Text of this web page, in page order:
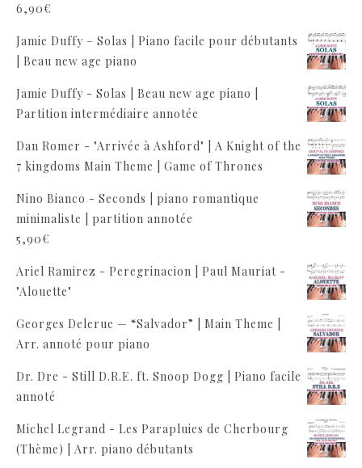
6,90€
Jamie Duffy – Solas | Piano facile pour débutants
| Beau new age piano
Jamie Duffy - Solas | Beau new age piano |
Partition intermédiaire annotée
Dan Romer - "Arrivée à Ashford" | A Knight of the
7 kingdoms Main Theme | Game of Thrones
Nino Bianco - Seconds | piano romantique
minimaliste | partition annotée
5,90€
Ariel Ramirez - Peregrinacion | Paul Mauriat -
"Alouette"
Georges Delerue — “Salvador” | Main Theme |
Arr. annoté pour piano
Dr. Dre - Still D.R.E. ft. Snoop Dogg | Piano facile
annoté
Michel Legrand - Les Parapluies de Cherbourg
(Thème) | Arr. piano débutants